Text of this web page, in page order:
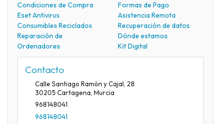
Condiciones de Compra
Formas de Pago
Eset Antivirus
Asistencia Remota
Consumibles Reciclados
Recuperación de datos
Reparación de
Ordenadores
Dónde estamos
Kit Digital
Contacto
Calle Santiago Ramón y Cajal, 28
30205 Cartagena, Murcia
968148041
968148041